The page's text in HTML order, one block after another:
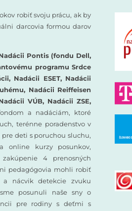
robiť svoju prácu, ak by
darcovia formou darov
Pontis (fondu Dell,
programu Srdce
Nadácii ESET, Nadácii
Nadácii Reiffeisen
VÚB, Nadácii ZSE,
a nadáciám, ktoré
terénne poradenstvo v
deti s poruchou sluchu,
online kurzy posunkov,
4 prenosných
pedagógovia mohli robiť
a nácvik detekcie zvuku
sme posunuli naše sny o
pre rodiny s deťmi s